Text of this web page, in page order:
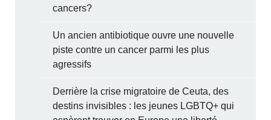
cancers?
Un ancien antibiotique ouvre une nouvelle
piste contre un cancer parmi les plus
agressifs
Derrière la crise migratoire de Ceuta, des
destins invisibles : les jeunes LGBTQ+ qui